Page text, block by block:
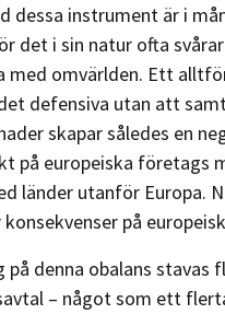
dessa instrument är i
det i sin natur ofta
med omvärlden. Ett
defensiva utan att
skapar således en
på europeiska företags
länder utanför Europa.
på
på denna obalans stavas
– något som ett